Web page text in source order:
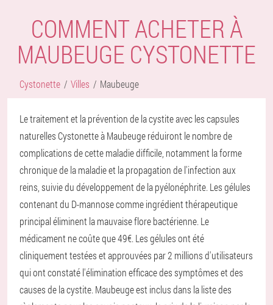
COMMENT ACHETER À
MAUBEUGE CYSTONETTE
Cystonette Villes Maubeuge
Le traitement et la prévention de la cystite avec les capsules
naturelles Cystonette à Maubeuge réduiront le nombre de
complications de cette maladie difficile, notamment la forme
chronique de la maladie et la propagation de l'infection aux
reins, suivie du développement de la pyélonéphrite. Les gélules
contenant du D-mannose comme ingrédient thérapeutique
principal éliminent la mauvaise flore bactérienne. Le
médicament ne coûte que 49€. Les gélules ont été
cliniquement testées et approuvées par 2 millions d'utilisateurs
qui ont constaté l'élimination efficace des symptômes et des
causes de la cystite. Maubeuge est inclus dans la liste des